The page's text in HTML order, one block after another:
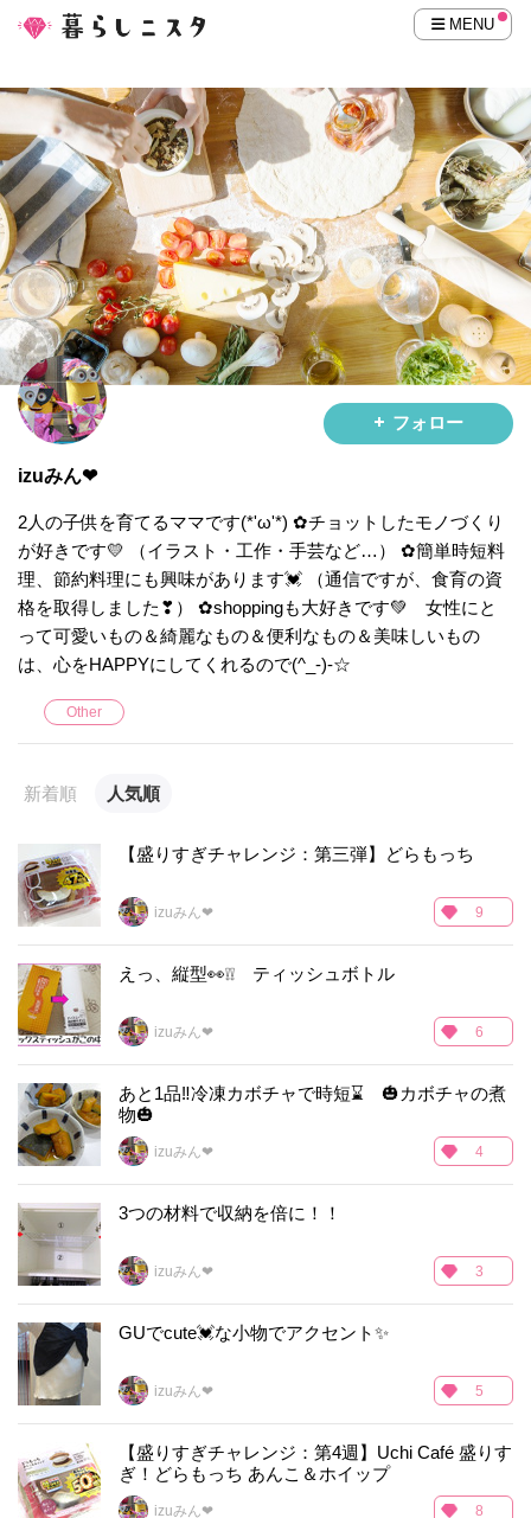
MENU
フォロー
izuみん❤
2人の子供を育てるママです(*'ω'*) ✿チョットしたモノづくり
が好きです💛 （イラスト・工作・手芸など…） ✿簡単時短料
理、節約料理にも興味があります💓 （通信ですが、食育の資
格を取得しました❣） ✿shoppingも大好きです💚 女性にと
って可愛いもの＆綺麗なもの＆便利なもの＆美味しいもの
は、心をHAPPYにしてくれるので(^_-)-☆
Other
新着順 人気順
【盛りすぎチャレンジ：第三弾】どらもっち
izuみん❤ 9
えっ、縦型👀❕❕ ティッシュボトル
izuみん❤ 6
あと1品‼冷凍カボチャで時短⌛ 🎃カボチャの煮
物🎃
izuみん❤ 4
3つの材料で収納を倍に！！
izuみん❤ 3
GUでcute💓な小物でアクセント✨
izuみん❤ 5
【盛りすぎチャレンジ：第4週】Uchi Café 盛りす
ぎ！どらもっち あんこ＆ホイップ
izuみん❤ 8